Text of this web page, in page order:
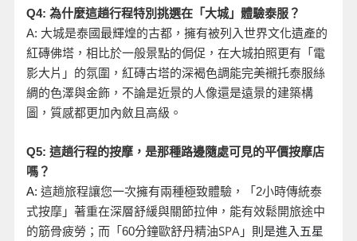
Q4: 為什麼這趟行程特別挑選在「大城」體驗泰服？
A: 大城是泰國最輝煌的古都，擁有被列入世界文化遺產的
紅磚佛塔，相比於一般景點的侷促，在大城拍照更有「電
影大片」的氛圍，紅磚古塔的深褐色調能完美襯托泰服絲
綢的色澤與金飾，不論是近景的人像還是遠景的建築構
圖，質感都更加內斂且高級。
Q5: 這趟行程的按摩，是那種路邊隨處可見的平價按摩店
嗎？
A: 這趟旅程讓您一次擁有兩種極致體驗，「2小時傳統泰
式按摩」著重在深層舒緩與關節拉伸，能有效鬆開旅途中
的筋骨疲勞；而「60分鐘歐舒丹精油SPA 」則是進入五星